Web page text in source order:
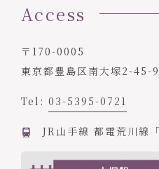
Access
〒170-0005
東京都豊島区南大塚2-45-
Tel: 03-5395-0721
JR山手線 都電荒川線